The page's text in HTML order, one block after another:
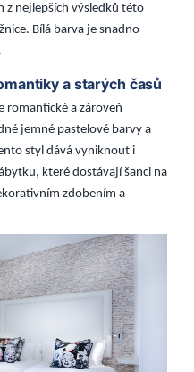
z nejlepších výsledků této
Bílá barva je snadno
a starých časů
romantické a zároveň
jemné pastelové barvy a
styl dává vyniknout i
které dostávají šanci na
zdobením a